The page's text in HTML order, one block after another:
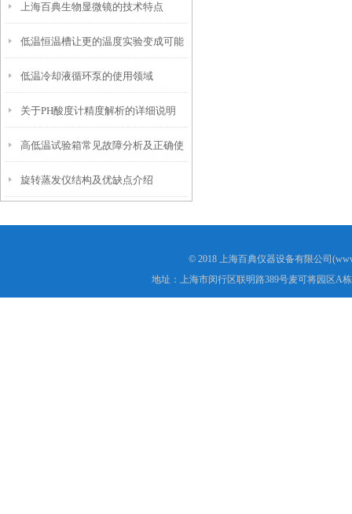
理
上海百典生物显微镜的技术特点
低温恒温槽让更的温度实验变成可能
低温冷却液循环泵的使用领域
关于PH酸度计精度解析的详细说明
高低温试验箱常见故障分析及正确使
用方法
旋转蒸发仪结构及优缺点介绍
© 2018 上海百典仪器设备有限公司
地址：上海市闵行区联明路389号麦可将园区A